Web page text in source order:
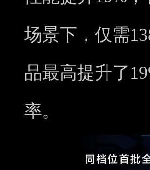
场景下，仅需
品最高提升了
率。